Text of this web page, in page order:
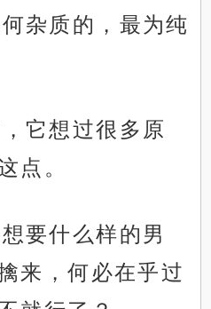
杂质的，最为纯
它想过很多原
点。
要什么样的男
来，何必在乎过